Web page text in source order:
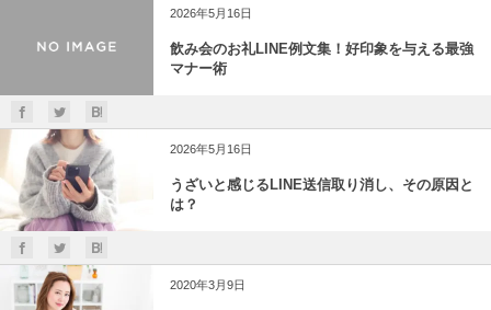
2026年5月16日
飲み会のお礼LINE例文集！好印象を与える最強
マナー術
2026年5月16日
うざいと感じるLINE送信取り消し、その原因と
は？
2020年3月9日